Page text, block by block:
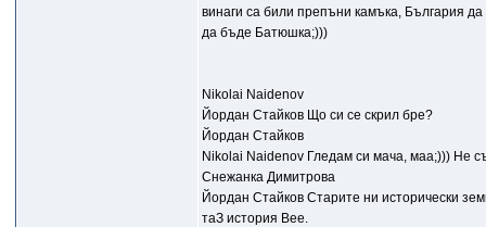
винаги са били препъни камъка, България
да бъде Батюшка;)))
Nikolai Naidenov
Йордан Стайков Що си се скрил бре?
Йордан Стайков
Nikolai Naidenov Гледам си мача, маа;))) Не
Снежанка Димитрова
Йордан Стайков Старите ни исторически
таЗ история Вее.